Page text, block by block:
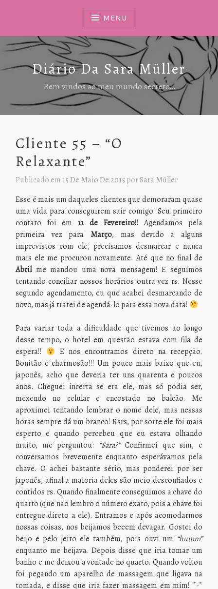
MENU
Diário Da Sara Müller
Bem vindos ao meu mundo secreto…
Cliente 55 – “O
Relaxante”
Publicado em 15 De Maio De 2015 porSara Müller
Esse é mais um daqueles clientes que demoraram quase
uma vida para conseguirem sair comigo! Seu primeiro
contato foi em 11 de Fevereiro!! Agendamos pela
primeira vez para Março, mas devido a alguns
imprevistos com ele, precisamos desmarcar e nunca
mais ele me procurou novamente. Até que no final de
Abrilme mandou uma nova mensagem! E seguimos
tentando conciliar nossos horários outra vez rs. Nesse
segundo agendamento, eu que acabei desmarcando de
novo, mas já tratei de agendá-lo para essa nova data!
Para variar toda a dificuldade que tivemos ao longo
desse tempo, o hotel em questão estava com fila de
espera!!
E nos encontramos direto na recepção.
Bonitão e charmosão!!! Um pouco mais baixo que eu,
japonês, acho que deveria ter uns quarenta e poucos
anos. Cheguei incerta se era ele, mas só podia ser,
mexendo no celular e encostado no balcão. Me
aproximei tentando lembrar o nome dele, mas nessas
horas sempre dá um branco! Rsrs, por sorte ele foi mais
esperto e quando percebeu que eu estava olhando
muito, me perguntou: “Sara?”Confirmei que sim, e
conversamos brevemente enquanto esperávamos pela
chave. O achei bastante sério, mas ponderei por ser
japonês, afinal a maioria deles são meio desconfiados e
contidos rs. Quando finalmente conseguimos a chave do
quarto (que não lembro o número exato, pois a chave foi
entregue direto a ele). Entramos e após acomodarmos
nossas coisas, nos beijamos beeem devagar. Gostei do
beijo e pelo jeito ele também, pois ouvi um “humm”
enquanto me beijava. Depois disse que iria tomar um
banho e me deixou a vontade no quarto. Quando voltou
foi pegando um aparelho de massagem que ligava na
tomada, e disse que iria fazer massagem em mim! *-*